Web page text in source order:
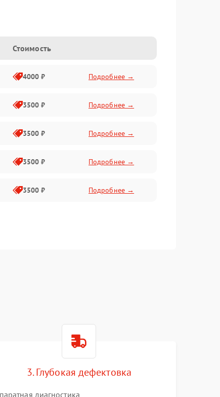
Стоимость
4000 ₽ Подробнее →
3500 ₽ Подробнее →
3500 ₽ Подробнее →
3500 ₽ Подробнее →
3500 ₽ Подробнее →
3. Глубокая дефектовка
диагностика